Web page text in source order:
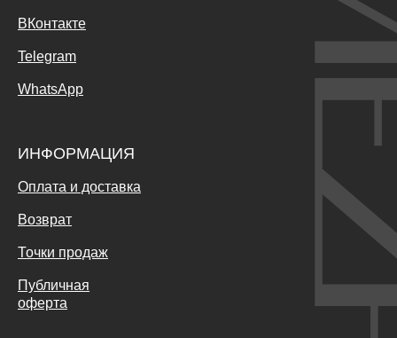
ВКонтакте
Telegram
WhatsApp
ИНФОРМАЦИЯ
Оплата и доставка
Возврат
Точки продаж
Публичная
оферта